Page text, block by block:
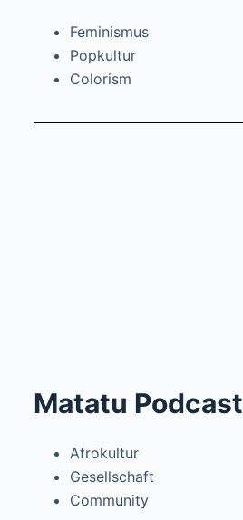
Feminismus
Popkultur
Colorism
Matatu Podcast
Afrokultur
Gesellschaft
Community